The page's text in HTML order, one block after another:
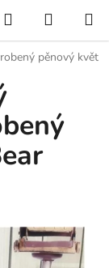
Hledat
KOŠÍK
pěnový květ